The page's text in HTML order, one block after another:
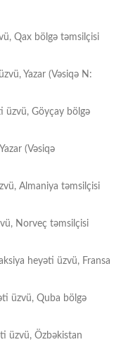
Qax bölgə təmsilçisi
Yazar (Vəsiqə N:
üzvü, Göyçay bölgə
(Vəsiqə
Almaniya təmsilçisi
Norveç təmsilçisi
heyəti üzvü, Fransa
üzvü, Quba bölgə
üzvü, Özbəkistan